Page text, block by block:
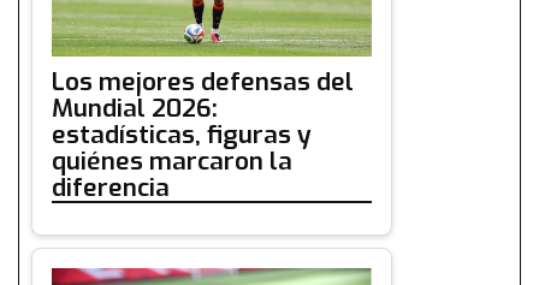
Los mejores defensas del
Mundial 2026:
estadísticas, figuras y
quiénes marcaron la
diferencia